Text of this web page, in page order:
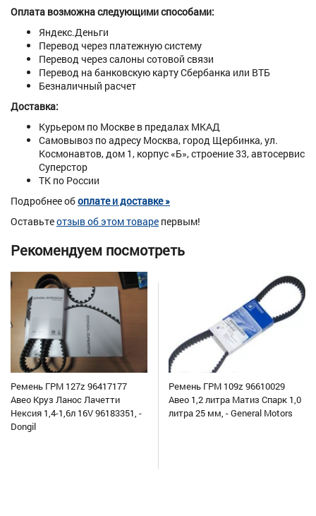
Оплата возможна следующими способами:
Яндекс.Деньги
Перевод через платежную систему
Перевод через салоны сотовой связи
Перевод на банковскую карту Сбербанка или ВТБ
Безналичный расчет
Доставка:
Курьером по Москве в предалах МКАД
Самовывоз по адресу Москва, город Щербинка, ул.
Космонавтов, дом 1, корпус «Б», строение 33, автосервис
Суперстор
ТК по России
Подробнее обоплате и доставке »
Оставьтеотзыв об этом товаре первым!
Рекомендуем посмотреть
Ремень ГРМ 127z 96417177
Авео Круз Ланос Лачетти
Нексия 1,4-1,6л 16V 96183351, -
Dongil
Ремень ГРМ 109z 96610029
Авео 1,2 литра Матиз Спарк 1,0
литра 25 мм, - General Motors